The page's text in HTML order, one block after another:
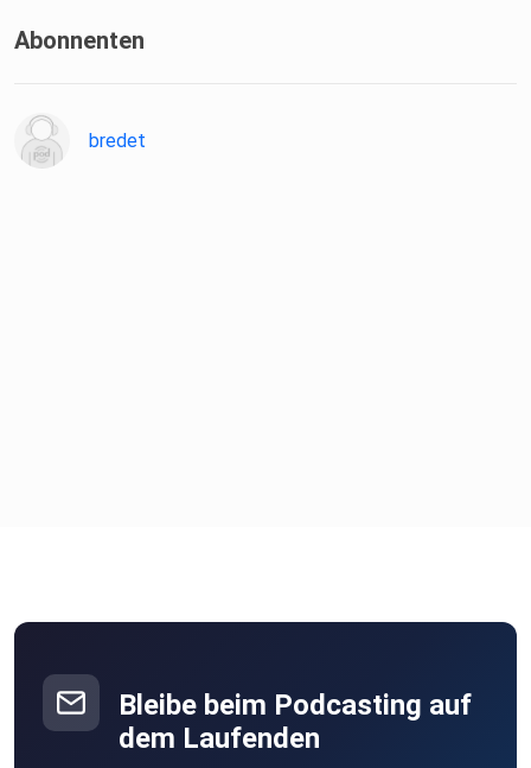
Abonnenten
bredet
Bleibe beim Podcasting auf
dem Laufenden